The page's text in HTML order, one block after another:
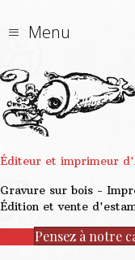
Menu
Éditeur et imprimeur
Gravure sur bois -
Édition et vente
Pensez à notre